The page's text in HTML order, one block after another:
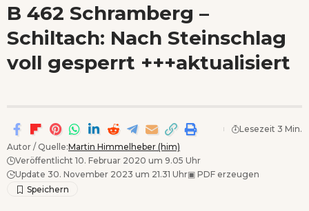
B 462 Schramberg –
Schiltach: Nach Steinschlag
voll gesperrt +++aktualisiert
Autor / Quelle:Martin Himmelheber (him)
Veröffentlicht 10. Februar 2020 um 9.05 Uhr
Update 30. November 2023 um 21.31 Uhr▣ PDF erzeugen
Lesezeit 3 Min.